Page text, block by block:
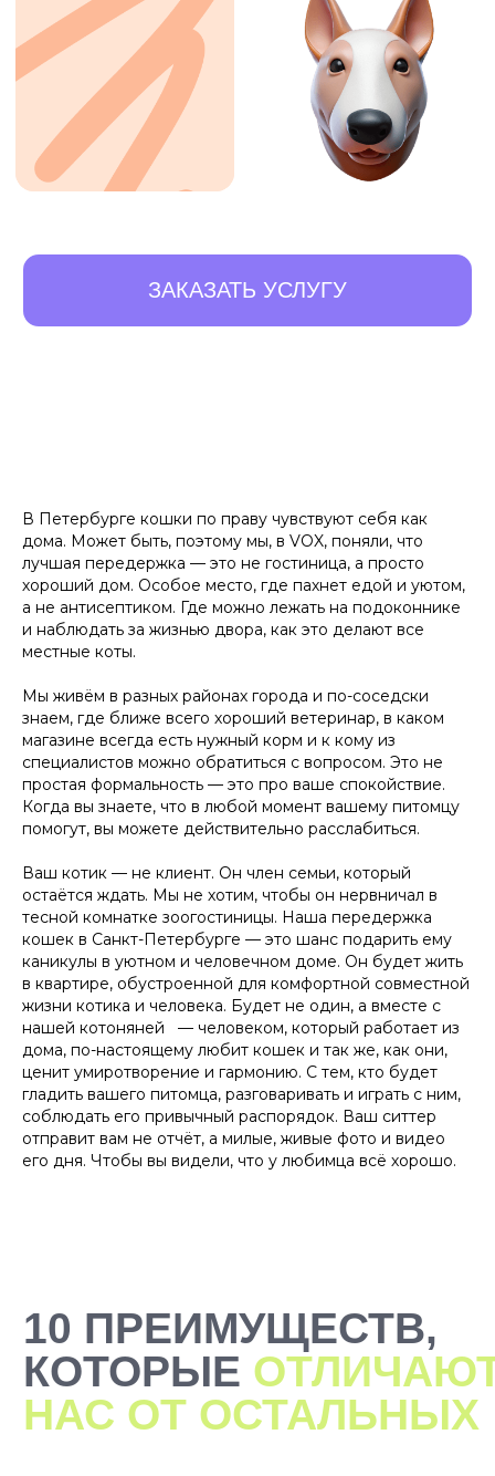
В Петербурге кошки по праву чувствуют себя как
дома. Может быть, поэтому мы, в VOX, поняли, что
лучшая передержка — это не гостиница, а просто
хороший дом. Особое место, где пахнет едой и уютом,
а не антисептиком. Где можно лежать на подоконнике
и наблюдать за жизнью двора, как это делают все
местные коты.
Мы живём в разных районах города и по-соседски
знаем, где ближе всего хороший ветеринар, в каком
магазине всегда есть нужный корм и к кому из
специалистов можно обратиться с вопросом. Это не
простая формальность — это про ваше спокойствие.
Когда вы знаете, что в любой момент вашему питомцу
помогут, вы можете действительно расслабиться.
Ваш котик — не клиент. Он член семьи, который
остаётся ждать. Мы не хотим, чтобы он нервничал в
тесной комнатке зоогостиницы. Наша передержка
кошек в Санкт-Петербурге — это шанс подарить ему
каникулы в уютном и человечном доме. Он будет жить
в квартире, обустроенной для комфортной совместной
жизни котика и человека. Будет не один, а вместе с
нашей котоняней — человеком, который работает из
дома, по-настоящему любит кошек и так же, как они,
ценит умиротворение и гармонию. С тем, кто будет
гладить вашего питомца, разговаривать и играть с ним,
соблюдать его привычный распорядок. Ваш ситтер
отправит вам не отчёт, а милые, живые фото и видео
его дня. Чтобы вы видели, что у любимца всё хорошо.
Листайте влево, чтобы увидеть все преимущества
10 ПРЕИМУЩЕСТВ,
КОТОРЫЕОТЛИЧАЮТ
НАС ОТ ОСТАЛЬНЫХ
Удобный заказ
Заказ в пару кликов через
заказе заново заполнять ничего
не нужно, мы всё запоминаем!
Оператор
2000+ САМЫХ
ЗАБОТЛИВЫХ